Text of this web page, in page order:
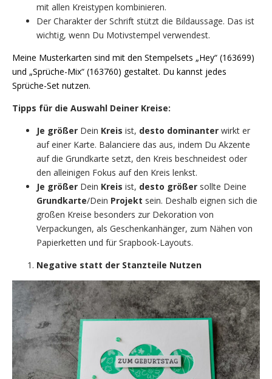
mit allen Kreistypen kombinieren.
Der Charakter der Schrift stützt die Bildaussage. Das ist
wichtig, wenn Du Motivstempel verwendest.
Meine Musterkarten sind mit den Stempelsets „Hey“ (163699)
und „Sprüche-Mix“ (163760) gestaltet. Du kannst jedes
Sprüche-Set nutzen.
Tipps für die Auswahl Deiner Kreise:
Je größer Dein Kreis ist, desto dominanter wirkt er
auf einer Karte. Balanciere das aus, indem Du Akzente
auf die Grundkarte setzt, den Kreis beschneidest oder
den alleinigen Fokus auf den Kreis lenkst.
Je größer Dein Kreis ist, desto größer sollte Deine
Grundkarte/Dein Projekt sein. Deshalb eignen sich die
großen Kreise besonders zur Dekoration von
Verpackungen, als Geschenkanhänger, zum Nähen von
Papierketten und für Srapbook-Layouts.
Negative statt der Stanzteile Nutzen